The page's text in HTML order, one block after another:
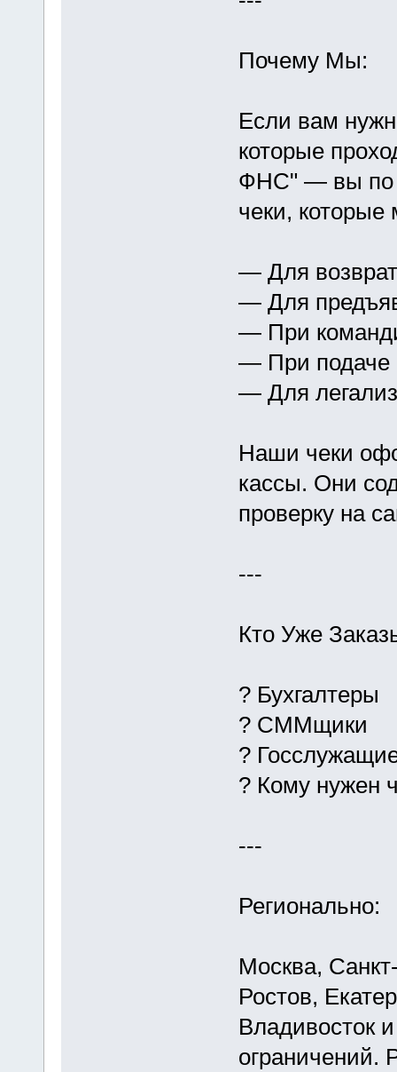
Почему Мы:
Если вам
которые
ФНС" — вы по
чеки, которые
— Для
— Для
— При
— При
— Для
Наши чеки
кассы. Они
проверку на
---
Кто Уже
? Бухгалтеры
? СММщики
?
? Кому нужен
---
Регионально:
Москва,
Ростов,
Владивосток
ограничений.